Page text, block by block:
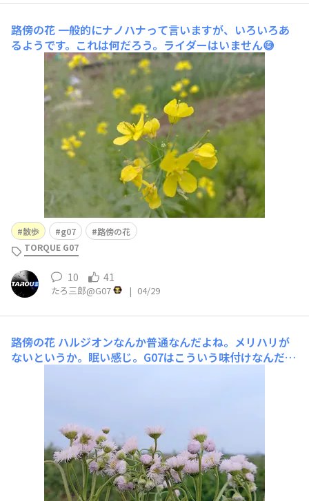
路傍の花 一般的にナノハナって言いますが、いろいろあ
るようです。これは何だろう。ライダーはいません😅
散歩 g07
路傍の花
TORQUE G07
10 41
たろ三郎@G07 | 04/29
路傍の花 ハルジオンなんか普通なんだよね。メリハリが
ないというか。眠い感じ。G07はこういう味付けなんだろ